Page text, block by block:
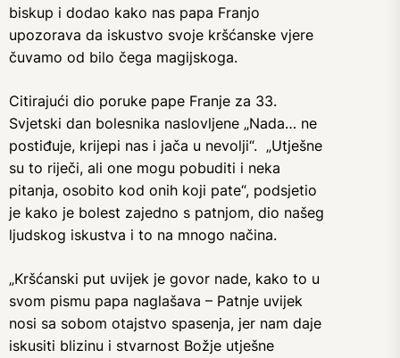
biskup i dodao kako nas papa Franjo
upozorava da iskustvo svoje kršćanske vjere
čuvamo od bilo čega magijskoga.
Citirajući dio poruke pape Franje za 33.
Svjetski dan bolesnika naslovljene „Nada… ne
postiđuje, krijepi nas i jača u nevolji“. „Utješne
su to riječi, ali one mogu pobuditi i neka
pitanja, osobito kod onih koji pate“, podsjetio
je kako je bolest zajedno s patnjom, dio našeg
ljudskog iskustva i to na mnogo načina.
„Kršćanski put uvijek je govor nade, kako to u
svom pismu papa naglašava – Patnje uvijek
nosi sa sobom otajstvo spasenja, jer nam daje
iskusiti blizinu i stvarnost Božje utješne